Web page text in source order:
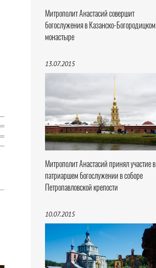
Митрополит Анастасий совершит
богослужения в Казанско-Богородицком
монастыре
13.07.2015
Митрополит Анастасий принял участие в
патриаршем богослужении в соборе
Петропавловской крепости
10.07.2015